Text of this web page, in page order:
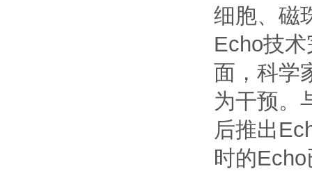
细胞、磁
Echo技
面，科学
为干预。
后推出
时的